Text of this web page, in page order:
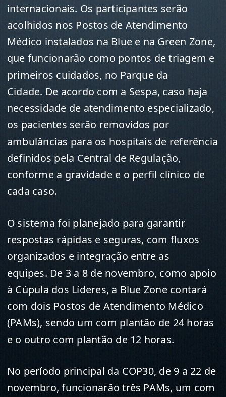
internacionais. Os participantes serão
acolhidos nos Postos de Atendimento
Médico instalados na Blue e na Green Zone,
que funcionarão como pontos de triagem e
primeiros cuidados, no Parque da
Cidade. De acordo com a Sespa, caso haja
necessidade de atendimento especializado,
os pacientes serão removidos por
ambulâncias para os hospitais de referência
definidos pela Central de Regulação,
conforme a gravidade e o perfil clínico de
cada caso.
O sistema foi planejado para garantir
respostas rápidas e seguras, com fluxos
organizados e integração entre as
equipes. De 3 a 8 de novembro, como apoio
à Cúpula dos Líderes, a Blue Zone contará
com dois Postos de Atendimento Médico
(PAMs), sendo um com plantão de 24 horas
e o outro com plantão de 12 horas.
No período principal da COP30, de 9 a 22 de
novembro, funcionarão três PAMs, um com